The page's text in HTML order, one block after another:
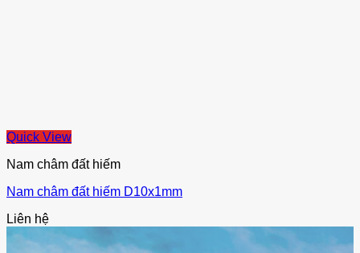
Quick View
Nam châm đất hiếm
Nam châm đất hiếm D10x1mm
Liên hệ